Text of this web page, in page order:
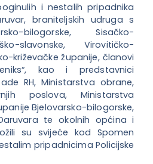
i nestalih pripadnika
braniteljskih udruga s
bilogorske, Sisačko-
slavonske, Virovitičko-
križevačke županije, članovi
kao i predstavnici
RH, Ministarstva obrane,
poslova, Ministarstva
Bjelovarsko-bilogorske,
te okolnih općina i
su svijeće kod Spomen
pripadnicima Policijske